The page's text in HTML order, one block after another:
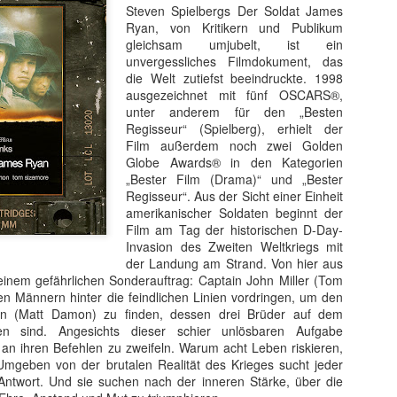
Steven Spielbergs Der Soldat James
Ryan, von Kritikern und Publikum
gleichsam umjubelt, ist ein
unvergessliches Filmdokument, das
die Welt zutiefst beeindruckte. 1998
ausgezeichnet mit fünf OSCARS®,
unter anderem für den „Besten
Regisseur“ (Spielberg), erhielt der
Film außerdem noch zwei Golden
Globe Awards® in den Kategorien
„Bester Film (Drama)“ und „Bester
Regisseur“. Aus der Sicht einer Einheit
amerikanischer Soldaten beginnt der
Film am Tag der historischen D-Day-
Invasion des Zweiten Weltkriegs mit
der Landung am Strand. Von hier aus
gefährlichen Sonderauftrag: Captain John Miller (Tom
Männern hinter die feindlichen Linien vordringen, um den
(Matt Damon) zu finden, dessen drei Brüder auf dem
sind. Angesichts dieser schier unlösbaren Aufgabe
ihren Befehlen zu zweifeln. Warum acht Leben riskieren,
von der brutalen Realität des Krieges sucht jeder
Und sie suchen nach der inneren Stärke, über die
Gepostet vor4 weeks ago vonFlorian Gilbert
Kritik Anne Hathaway Kritik Die Odyssee Filmkritik Jon
Robert Pattinson Kritik Tom Holland Kritik Universal Pictures
0 Kommentar hinzufügen
Pumuckl und die Krone des
Nintendo Switch
Pumuckl und die Krone des Piratenkönigs, am 5. März 2026